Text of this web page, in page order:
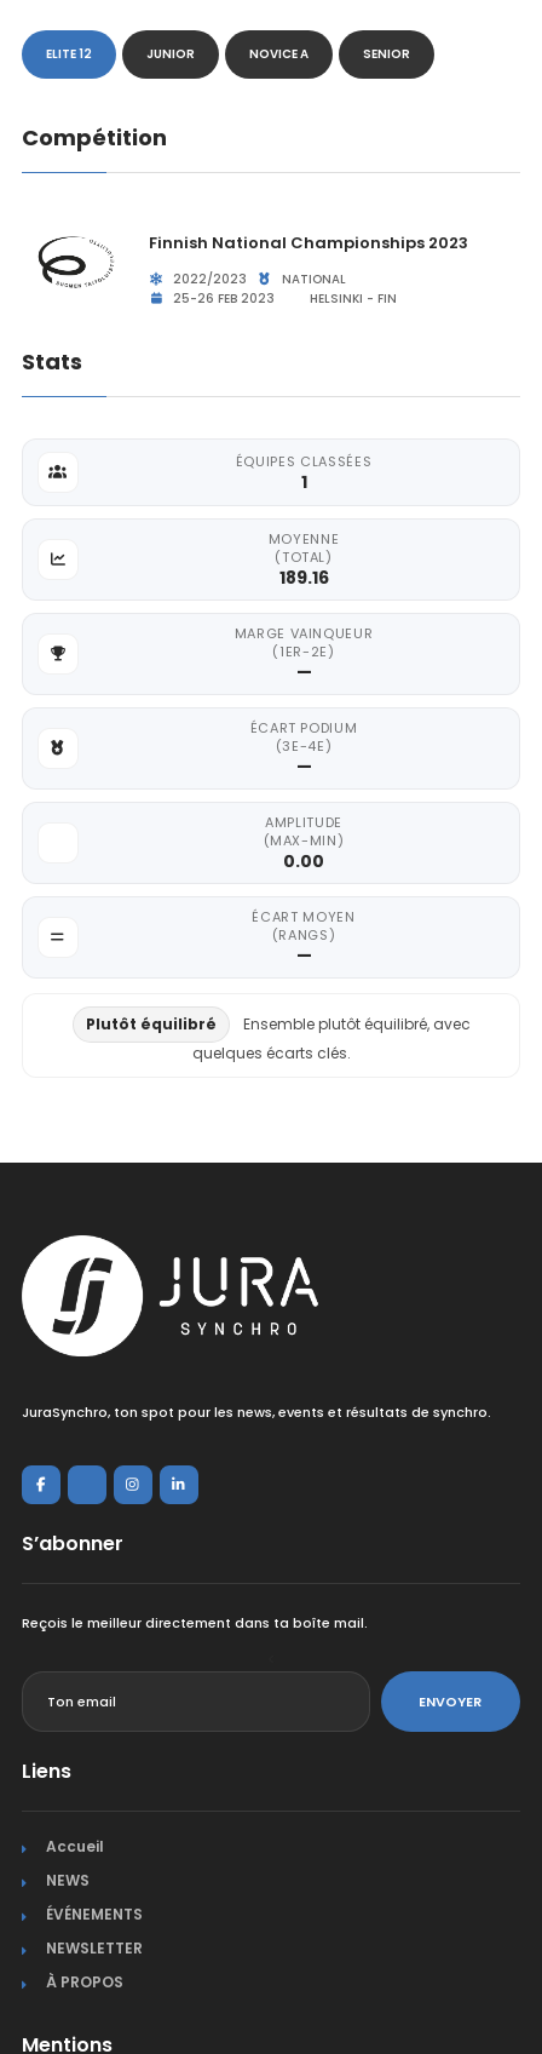
ELITE 12 JUNIOR NOVICE A SENIOR
Compétition
Finnish National Championships 2023
2022/2023
NATIONAL
25-26 FEB 2023
HELSINKI - FIN
Stats
ÉQUIPES CLASSÉES
1
MOYENNE
(TOTAL)
189.16
MARGE VAINQUEUR
(1ER-2E)
—
ÉCART PODIUM
(3E-4E)
—
AMPLITUDE
(MAX-MIN)
0.00
ÉCART MOYEN
(RANGS)
—
Plutôt équilibré
Ensemble plutôt équilibré, avec
quelques écarts clés.
JuraSynchro, ton spot pour les news, events et résultats de synchro.
S’abonner
Reçois le meilleur directement dans ta boîte mail.
ENVOYER
Liens
Accueil
NEWS
ÉVÉNEMENTS
NEWSLETTER
À PROPOS
Mentions